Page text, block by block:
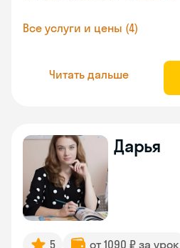
Все услуги и цены (4)
Читать дальше
Дарья
5 от 1090 ₽ за урок